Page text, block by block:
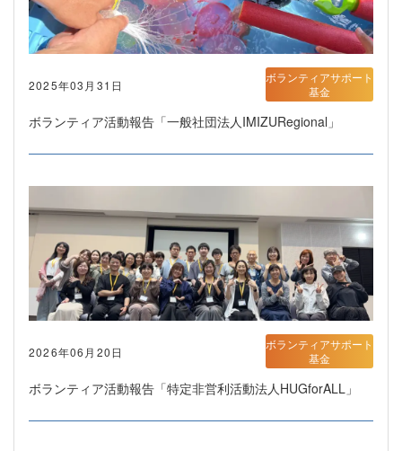
2025年03月31日
ボランティア活動報告「一般社団法人IMIZURegional」
ボランティアサポート
基金
2026年06月20日
ボランティア活動報告「特定非営利活動法人HUGforALL」
ボランティアサポート
基金